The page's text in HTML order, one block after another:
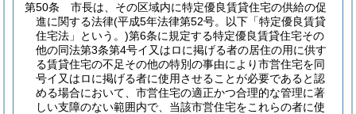
第50条
市長は、その区域内に特定優良賃貸住宅の供給の促
進に関する法律(平成5年法律第52号。以下「特定優良賃貸
住宅法」という。)第6条に規定する特定優良賃貸住宅その
他の同法第3条第4号イ又はロに掲げる者の居住の用に供す
る賃貸住宅の不足その他の特別の事由により市営住宅を同
号イ又はロに掲げる者に使用させることが必要であると認
める場合において、市営住宅の適正かつ合理的な管理に著
しい支障のない範囲内で、当該市営住宅をこれらの者に使